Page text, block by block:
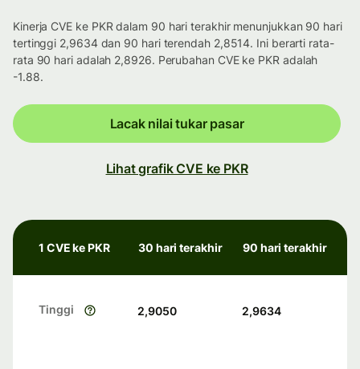
Kinerja CVE ke PKR dalam 90 hari terakhir menunjukkan 90 hari
tertinggi 2,9634 dan 90 hari terendah 2,8514. Ini berarti rata-
rata 90 hari adalah 2,8926. Perubahan CVE ke PKR adalah
-1.88.
Lacak nilai tukar pasar
Lihat grafik CVE ke PKR
1 CVE ke PKR 30 hari terakhir 90 hari terakhir
Tinggi 2,9050 2,9634